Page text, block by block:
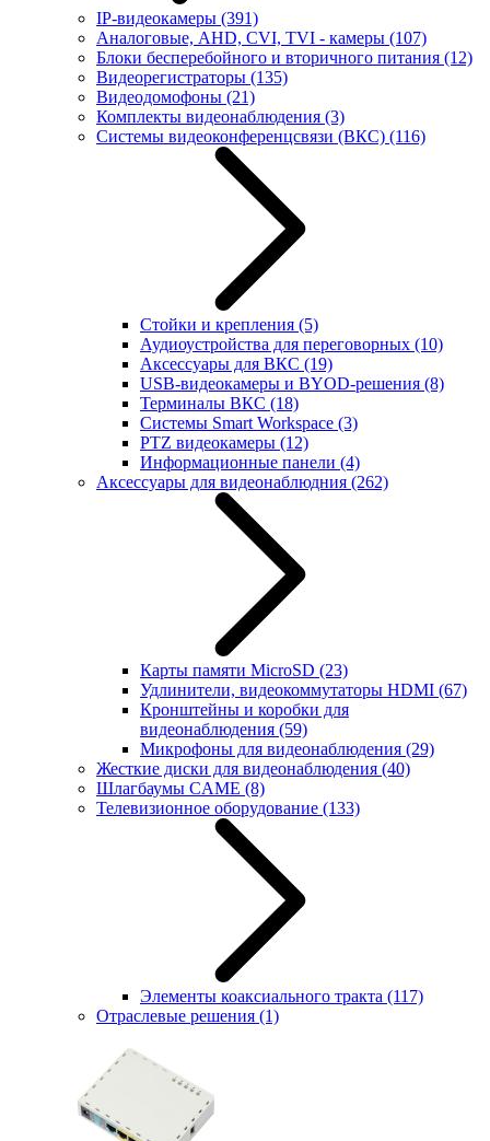
IP-видеокамеры (391)
Аналоговые, AHD, CVI, TVI - камеры (107)
Блоки бесперебойного и вторичного питания (12)
Видеорегистраторы (135)
Видеодомофоны (21)
Комплекты видеонаблюдения (3)
Системы видеоконференцсвязи (ВКС) (116)
Стойки и крепления (5)
Аудиоустройства для переговорных (10)
Аксессуары для ВКС (19)
USB-видеокамеры и BYOD-решения (8)
Терминалы ВКС (18)
Системы Smart Workspace (3)
PTZ видеокамеры (12)
Информационные панели (4)
Аксессуары для видеонаблюдния (262)
Карты памяти MicroSD (23)
Удлинители, видеокоммутаторы HDMI (67)
Кронштейны и коробки для
видеонаблюдения (59)
Микрофоны для видеонаблюдения (29)
Жесткие диски для видеонаблюдения (40)
Шлагбаумы CAME (8)
Телевизионное оборудование (133)
Элементы коаксиального тракта (117)
Отраслевые решения (1)